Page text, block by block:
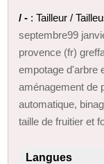
/ - : Tailleur /
septembre99
provence (fr)
empotage d'arbre
aménagement de
automatique,
taille de fruitier et
Langues